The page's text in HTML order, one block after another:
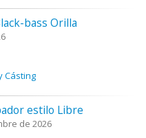
bass Orilla
Cásting
estilo Libre
de 2026